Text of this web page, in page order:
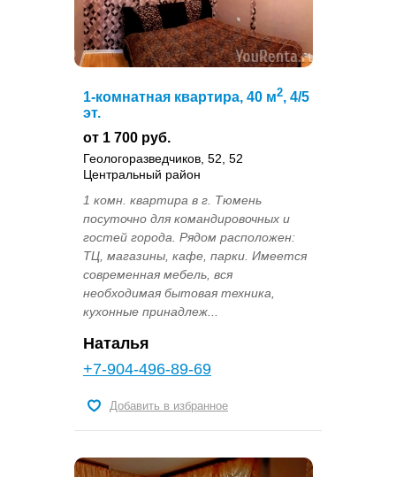
1-комнатная квартира, 40 м2, 4/5
эт.
от 1 700 руб.
Геологоразведчиков, 52, 52
Центральный район
1 комн. квартира в г. Тюмень
посуточно для командировочных и
гостей города. Рядом расположен:
ТЦ, магазины, кафе, парки. Имеется
современная мебель, вся
необходимая бытовая техника,
кухонные принадлеж...
Наталья
+7-904-496-89-69
Добавить в избранное